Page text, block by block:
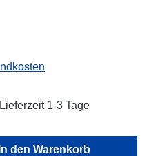
1-3 Tage
gewünschten
In den Warenkorb